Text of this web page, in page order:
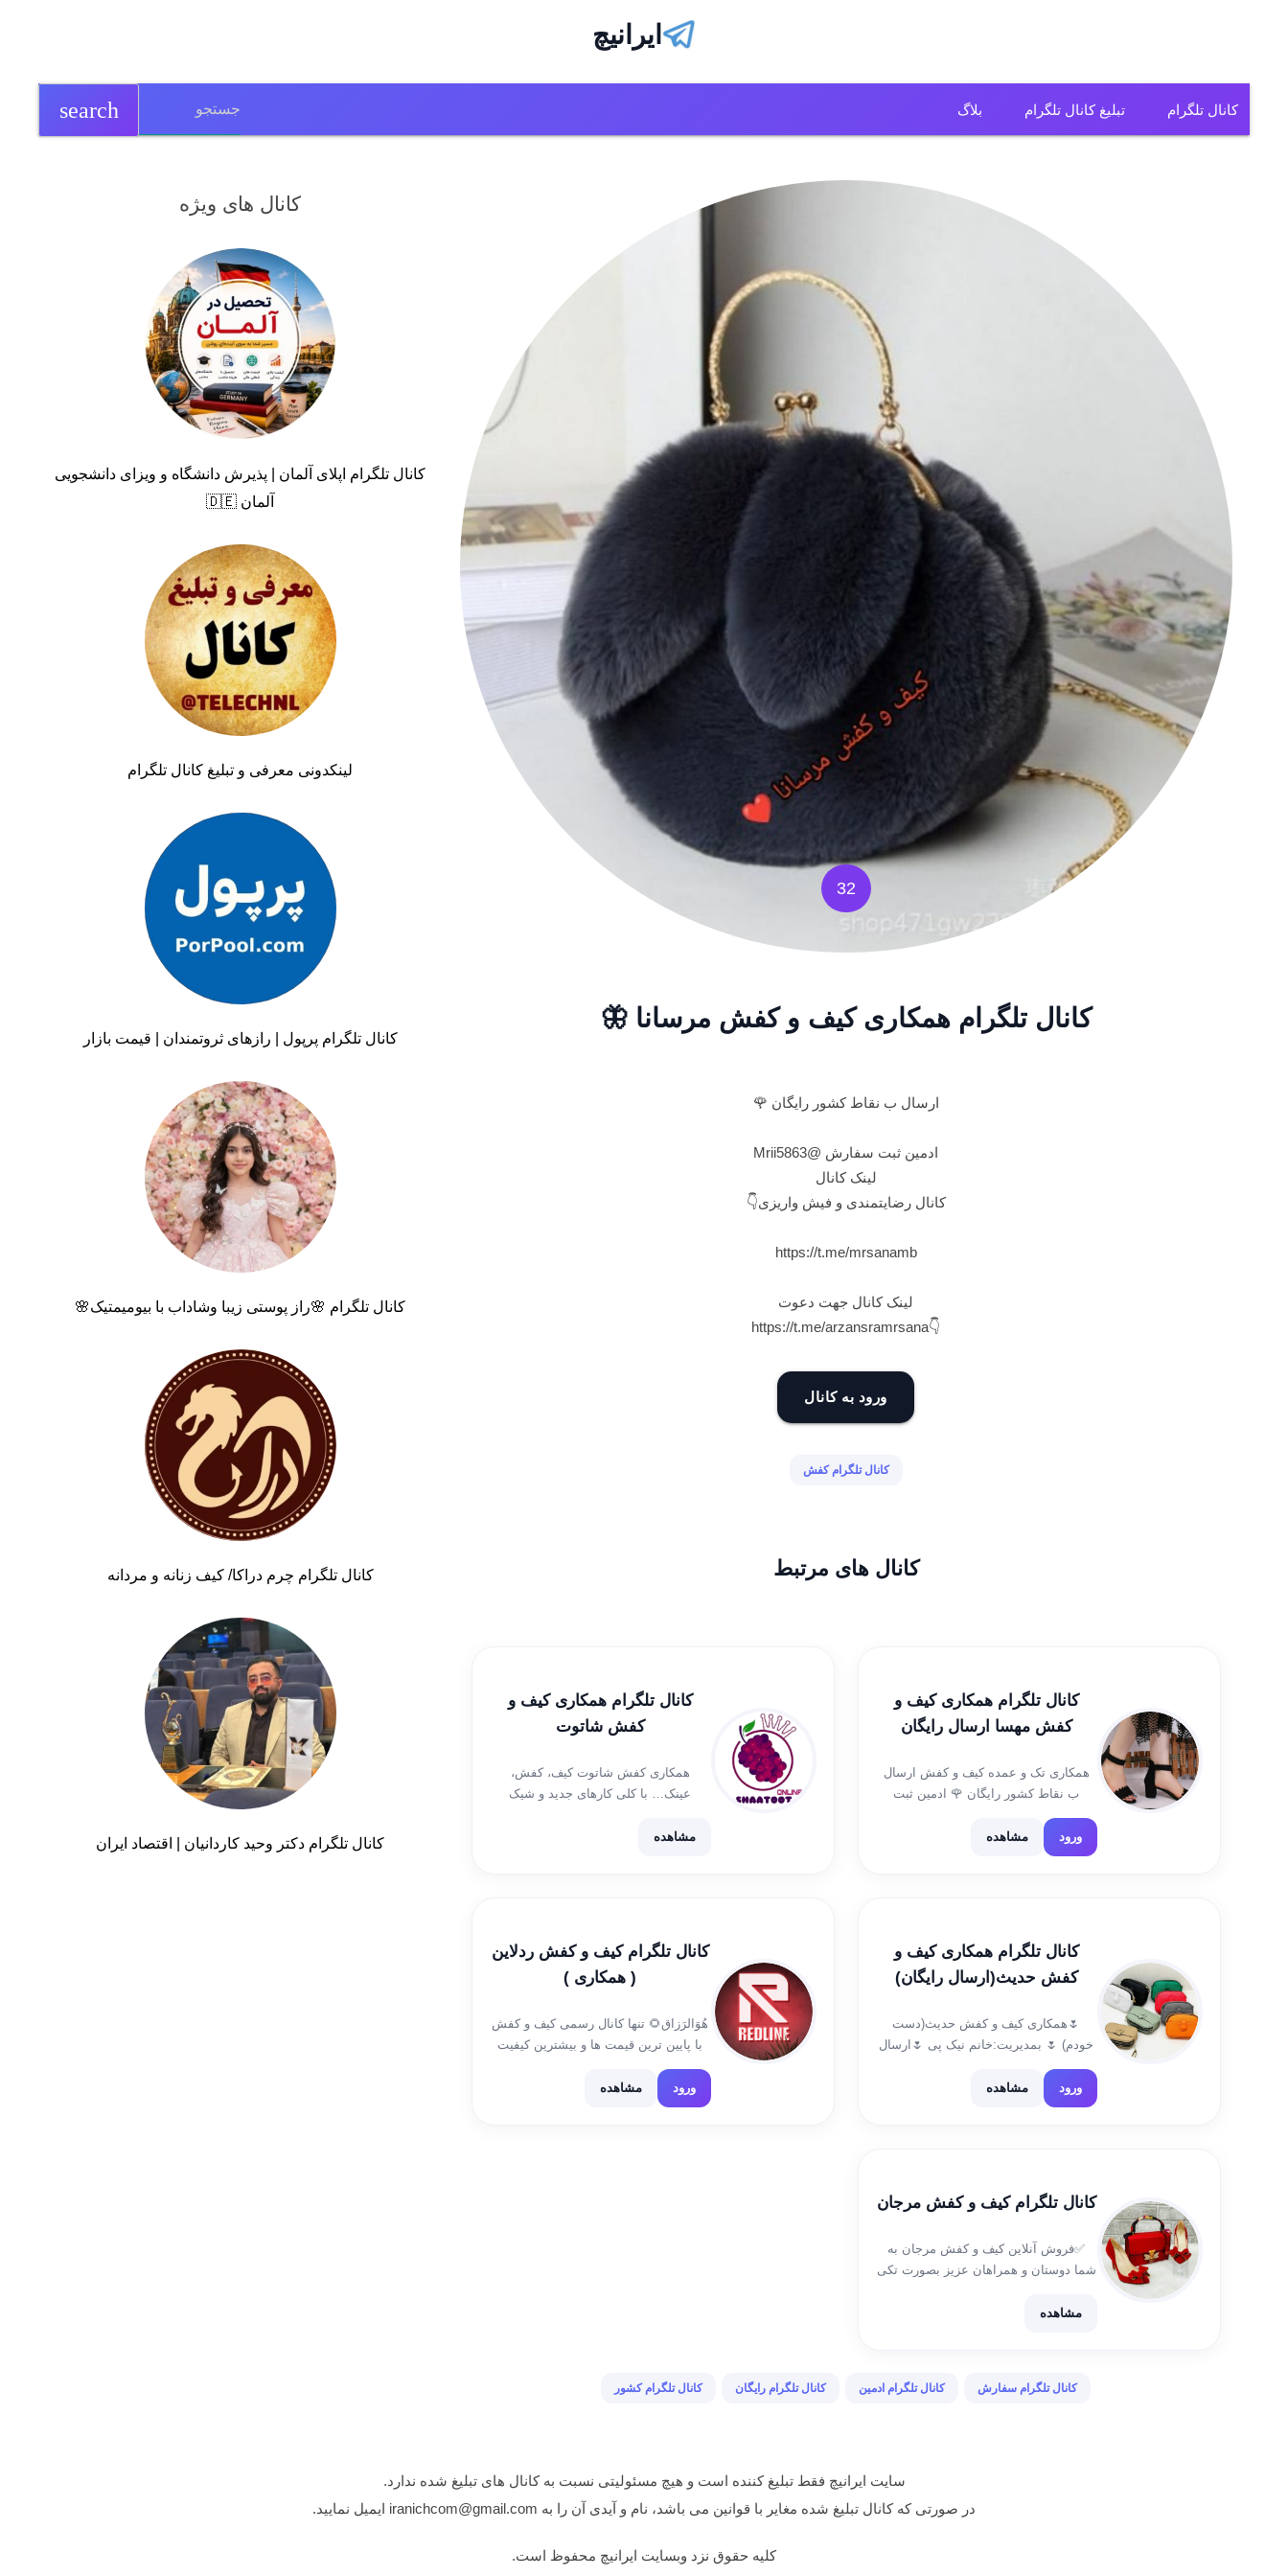
ایرانیچ
کانال تلگرام
کانال تلگرام ریمیکس
کانال تلگرام لباس
کانال تلگرام تولیدی
کانال تلگرام فروشگاه
تبلیغ کانال تلگرام بلاگ search
32
کانال تلگرام همکاری کیف و کفش مرسانا 🦋
ارسال ب نقاط کشور رایگان 🌹
ادمین ثبت سفارش @Mrii5863
لینک کانال
کانال رضایتمندی و فیش واریزی👇
https://t.me/mrsanamb
لینک کانال جهت دعوت
👇https://t.me/arzansramrsana
ورود به کانال
کانال تلگرام کفش
کانال های مرتبط
کانال تلگرام همکاری کیف و
کفش مهسا ارسال رایگان
همکاری تک و عمده کیف و کفش ارسال
ب نقاط کشور رایگان 🌹 ادمین ثبت
تماس فقط در مواقع ضروریورود مشاهده
کانال تلگرام همکاری کیف و
کفش شاتوت
همکاری کفش شاتوت کیف، کفش،
عینک… با کلی کارهای جدید و شیک
مشاهده
کانال تلگرام همکاری کیف و
کفش حدیث(ارسال رایگان)
🌷همکاری کیف و کفش حدیث(دست
خودم) 🌷 بمدیریت:خانم نیک پی 🌷ارسال
رایگان ازتهران به سراسر ایران 🌷آیدی
ورود مشاهده
کانال تلگرام کیف و کفش ردلاین
( همکاری )
هُوَالرَزاق🌻 تنها کانال رسمی کیف و کفش
با پایین ترین قیمت ها و بیشترین کیفیت
ارسال دقیق و پیگیری منظم🤩😍 ادمین
پیگیری @Aadminredline
ورود مشاهده
کانال تلگرام کیف و کفش مرجان
✅فروش آنلاین کیف و کفش مرجان به
شما دوستان و همراهان عزیز بصورت تکی
آنلاین و حضوری می باشد ارسال به تمام
مشاهده
کانال تلگرام سفارش کانال تلگرام ادمین کانال تلگرام رایگان کانال تلگرام کشور
کانال های ویژه
کانال تلگرام اپلای آلمان | پذیرش دانشگاه و ویزای دانشجویی
آلمان 🇩🇪
لینکدونی معرفی و تبلیغ کانال تلگرام
کانال تلگرام پرپول | رازهای ثروتمندان | قیمت بازار
کانال تلگرام 🌸راز پوستی زیبا وشاداب با بیومیمتیک🌸
کانال تلگرام چرم دراکا/ کیف زنانه و مردانه
کانال تلگرام دکتر وحید کاردانیان | اقتصاد ایران
سایت ایرانیچ فقط تبلیغ کننده است و هیچ مسئولیتی نسبت به کانال های تبلیغ شده ندارد.
در صورتی که کانال تبلیغ شده مغایر با قوانین می باشد، نام و آیدی آن را به iranichcom@gmail.com ایمیل نمایید.
کلیه حقوق نزد وبسایت ایرانیچ محفوظ است.